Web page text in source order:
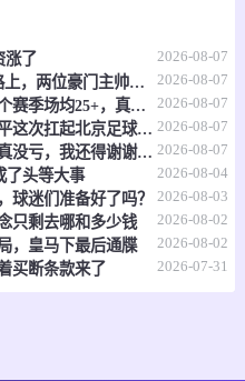
直播中
0 克斯欧仁古库
直播中
涨了 2026-08-07
赵松源1分钟传射！欧洲下家已在路上，两位豪门主帅抢着夸 2026-08-07
杜兰特这效率，真是没谁了——15个赛季场均25+，真实命中率还飙到60% 2026-08-07
从工体英雄到青训“老黄牛”，胡建平这次扛起北京足球的旗 2026-08-07
76人总裁聊乔治换布朗：凯尔特人真没亏，我还得谢谢他们 2026-08-07
了头等大事 2026-08-04
球迷们准备好了吗？ 2026-08-03
只剩去哪和多少钱 2026-08-02
，皇马下最后通牒 2026-08-02
买断条款来了 2026-07-31